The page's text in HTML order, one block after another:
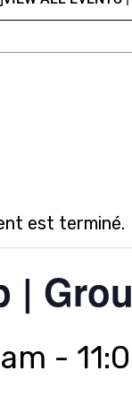
est terminé.
|
-